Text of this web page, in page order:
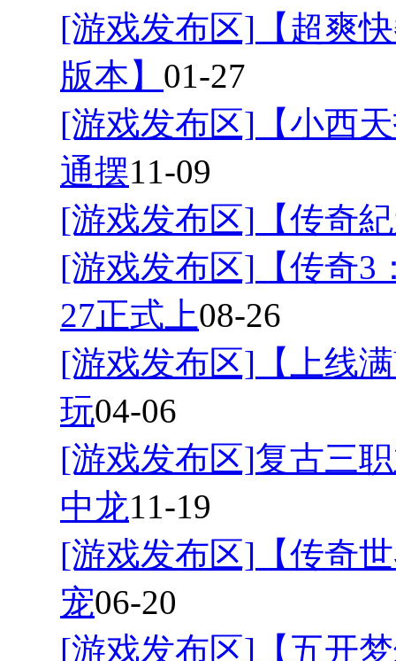
[游戏发布区] 【超爽
版本】 01-27
[游戏发布区] 【小西
通摆11-09
[游戏发布区] 【传奇
[游戏发布区] 【传奇
27正式上08-26
[游戏发布区] 【上线
玩04-06
[游戏发布区]复古三
中龙11-19
[游戏发布区] 【传奇
宠06-20
[游戏发布区] 【五开